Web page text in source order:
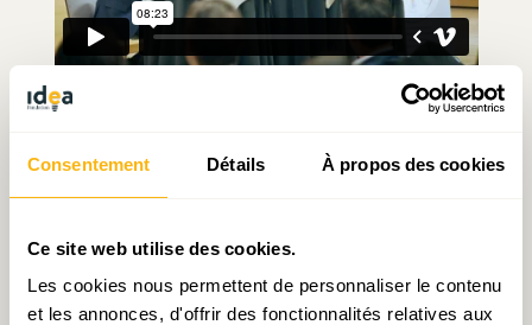
Consentement Détails À propos des cookies
Ce site web utilise des cookies.
Les cookies nous permettent de personnaliser le contenu
et les annonces, d'offrir des fonctionnalités relatives aux